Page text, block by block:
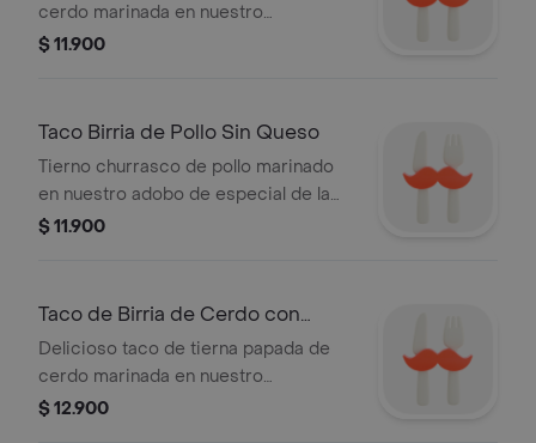
cerdo marinada en nuestro
tradicional adobo de birria. servido
de nuestra salsa taquera especial.
$ 11.900
Taco Birria de Pollo Sin Queso
Tierno churrasco de pollo marinado
en nuestro adobo de especial de la
casa, servido sobre tortilla 100 de
$ 11.900
Taco de Birria de Cerdo con
Queso
Delicioso taco de tierna papada de
cerdo marinada en nuestro
tradicional adobo de birria. servido
$ 12.900